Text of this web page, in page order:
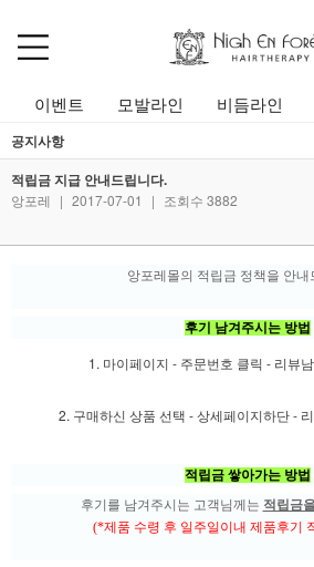
이벤트 모발라인 비듬라인
공지사항
적립금 지급 안내드립니다.
앙포레 | 2017-07-01 | 조회수 3882
앙포레몰의 적립금 정책을 안내
후기 남겨주시는 방법
1. 마이페이지 - 주문번호 클릭 - 리뷰
2. 구매하신 상품 선택 - 상세페이지하단 -
적립금 쌓아가는 방법
후기를 남겨주시는 고객님께는 적립금
(*제품 수령 후 일주일이내 제품후기